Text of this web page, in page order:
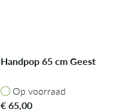
Handpop 65 cm Geest
Op voorraad
Op voorraad
€65,00